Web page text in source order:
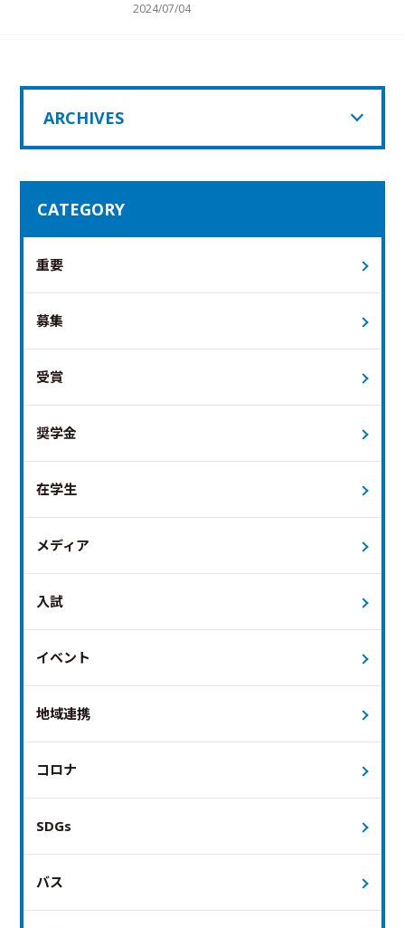
2024/07/04
ARCHIVES
CATEGORY
重要
募集
受賞
奨学金
在学生
メディア
入試
イベント
地域連携
コロナ
SDGs
バス